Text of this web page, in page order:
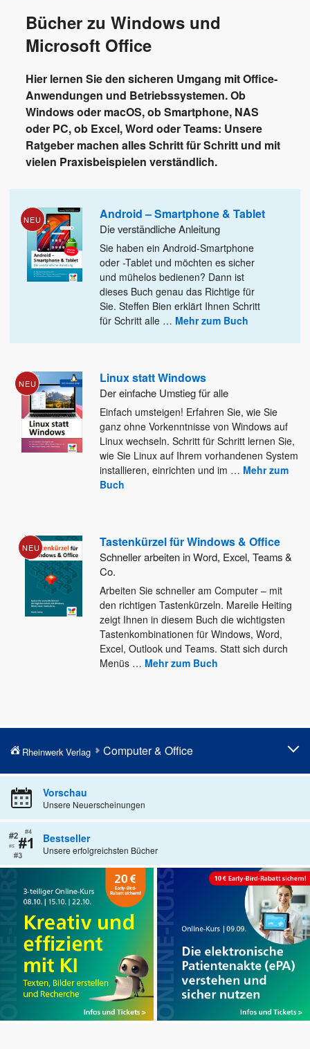
Bücher zu Windows und
Microsoft Office
Hier lernen Sie den sicheren Umgang mit Office-
Anwendungen und Betriebssystemen. Ob
Windows oder macOS, ob Smartphone, NAS
oder PC, ob Excel, Word oder Teams: Unsere
Ratgeber machen alles Schritt für Schritt und mit
vielen Praxisbeispielen verständlich.
NEU Android – Smartphone & Tablet
Die verständliche Anleitung
Sie haben ein Android-Smartphone
oder -Tablet und möchten es sicher
und mühelos bedienen? Dann ist
dieses Buch genau das Richtige für
Sie. Steffen Bien erklärt Ihnen Schritt
für Schritt alle … Mehr zum Buch
NEU Linux statt Windows
Der einfache Umstieg für alle
Einfach umsteigen! Erfahren Sie, wie Sie
ganz ohne Vorkenntnisse von Windows auf
Linux wechseln. Schritt für Schritt lernen Sie,
wie Sie Linux auf Ihrem vorhandenen System
installieren, einrichten und im … Mehr zum
Buch
NEU Tastenkürzel für Windows & Office
Schneller arbeiten in Word, Excel, Teams &
Co.
Arbeiten Sie schneller am Computer – mit
den richtigen Tastenkürzeln. Mareile Heiting
zeigt Ihnen in diesem Buch die wichtigsten
Tastenkombinationen für Windows, Word,
Excel, Outlook und Teams. Statt sich durch
Menüs … Mehr zum Buch
Rheinwerk Verlag Computer & Office
Microsoft Office
Windows
macOS
Einstieg in Computer und Co.
Vorschau
Unsere Neuerscheinungen
Bestseller
Unsere erfolgreichsten Bücher